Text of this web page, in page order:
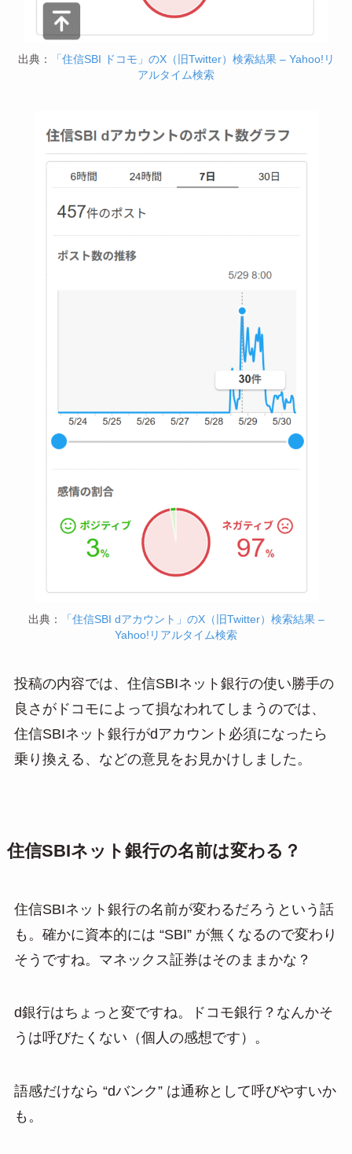
出典：
「住信SBI ドコモ」のX（旧Twitter）検索結果 – Yahoo!リ
アルタイム検索
出典：
「住信SBI dアカウント」のX（旧Twitter）検索結果 –
Yahoo!リアルタイム検索
投稿の内容では、住信SBIネット銀行の使い勝手の
良さがドコモによって損なわれてしまうのでは、
住信SBIネット銀行がdアカウント必須になったら
乗り換える、などの意見をお見かけしました。
住信SBIネット銀行の名前は変わる？
住信SBIネット銀行の名前が変わるだろうという話
も。確かに資本的には “SBI” が無くなるので変わり
そうですね。マネックス証券はそのままかな？
d銀行はちょっと変ですね。ドコモ銀行？なんかそ
うは呼びたくない（個人の感想です）。
語感だけなら “dバンク” は通称として呼びやすいか
も。